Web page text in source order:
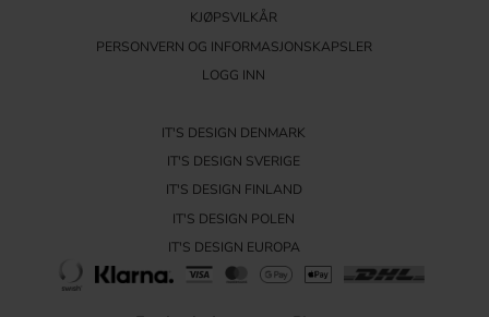
KJØPSVILKÅR
PERSONVERN OG INFORMASJONSKAPSLER
LOGG INN
IT'S DESIGN DENMARK
IT'S DESIGN SVERIGE
IT'S DESIGN FINLAND
IT'S DESIGN POLEN
IT'S DESIGN EUROPA